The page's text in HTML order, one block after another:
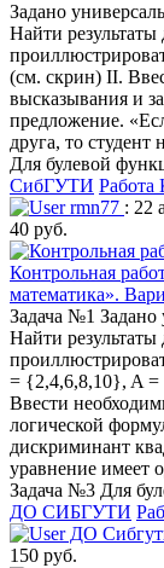
Задано
Найти
(см. скрин) II.
высказывания и
предложение.
друга, то
Для булевой
СибГУТИ Работа
rmn77 : 22
40 руб.
Контрольная
математика».
Задача №1 Задано
Найти
= {2,4,6,8,10}, A =
Ввести
логической
дискриминант
уравнение имеет
Задача №3 Для
ДО СИБГУТИ
ДО
150 руб.